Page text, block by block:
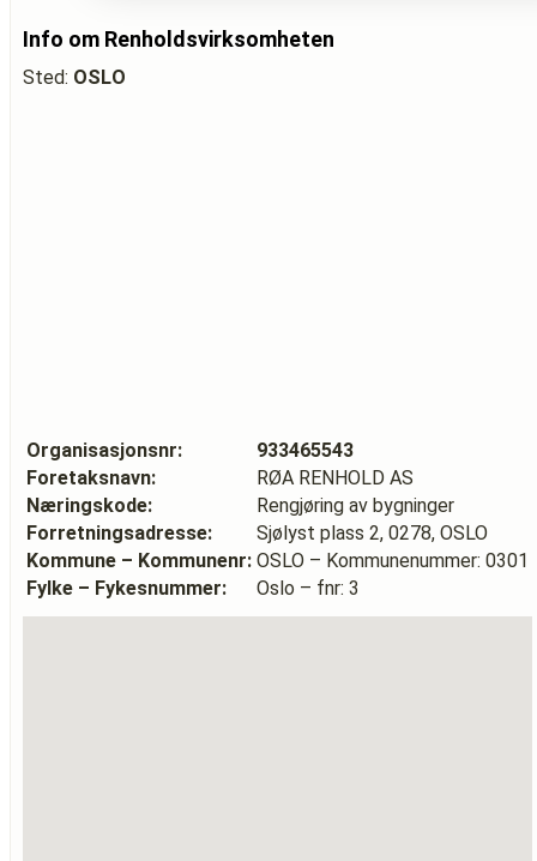
Info om Renholdsvirksomheten
Sted: OSLO
Organisasjonsnr:
933465543
Foretaksnavn:
RØA RENHOLD AS
Næringskode:
Rengjøring av bygninger
Forretningsadresse:
Sjølyst plass 2, 0278, OSLO
Kommune – Kommunenr: OSLO – Kommunenummer: 0301
Fylke – Fykesnummer:
Oslo – fnr: 3